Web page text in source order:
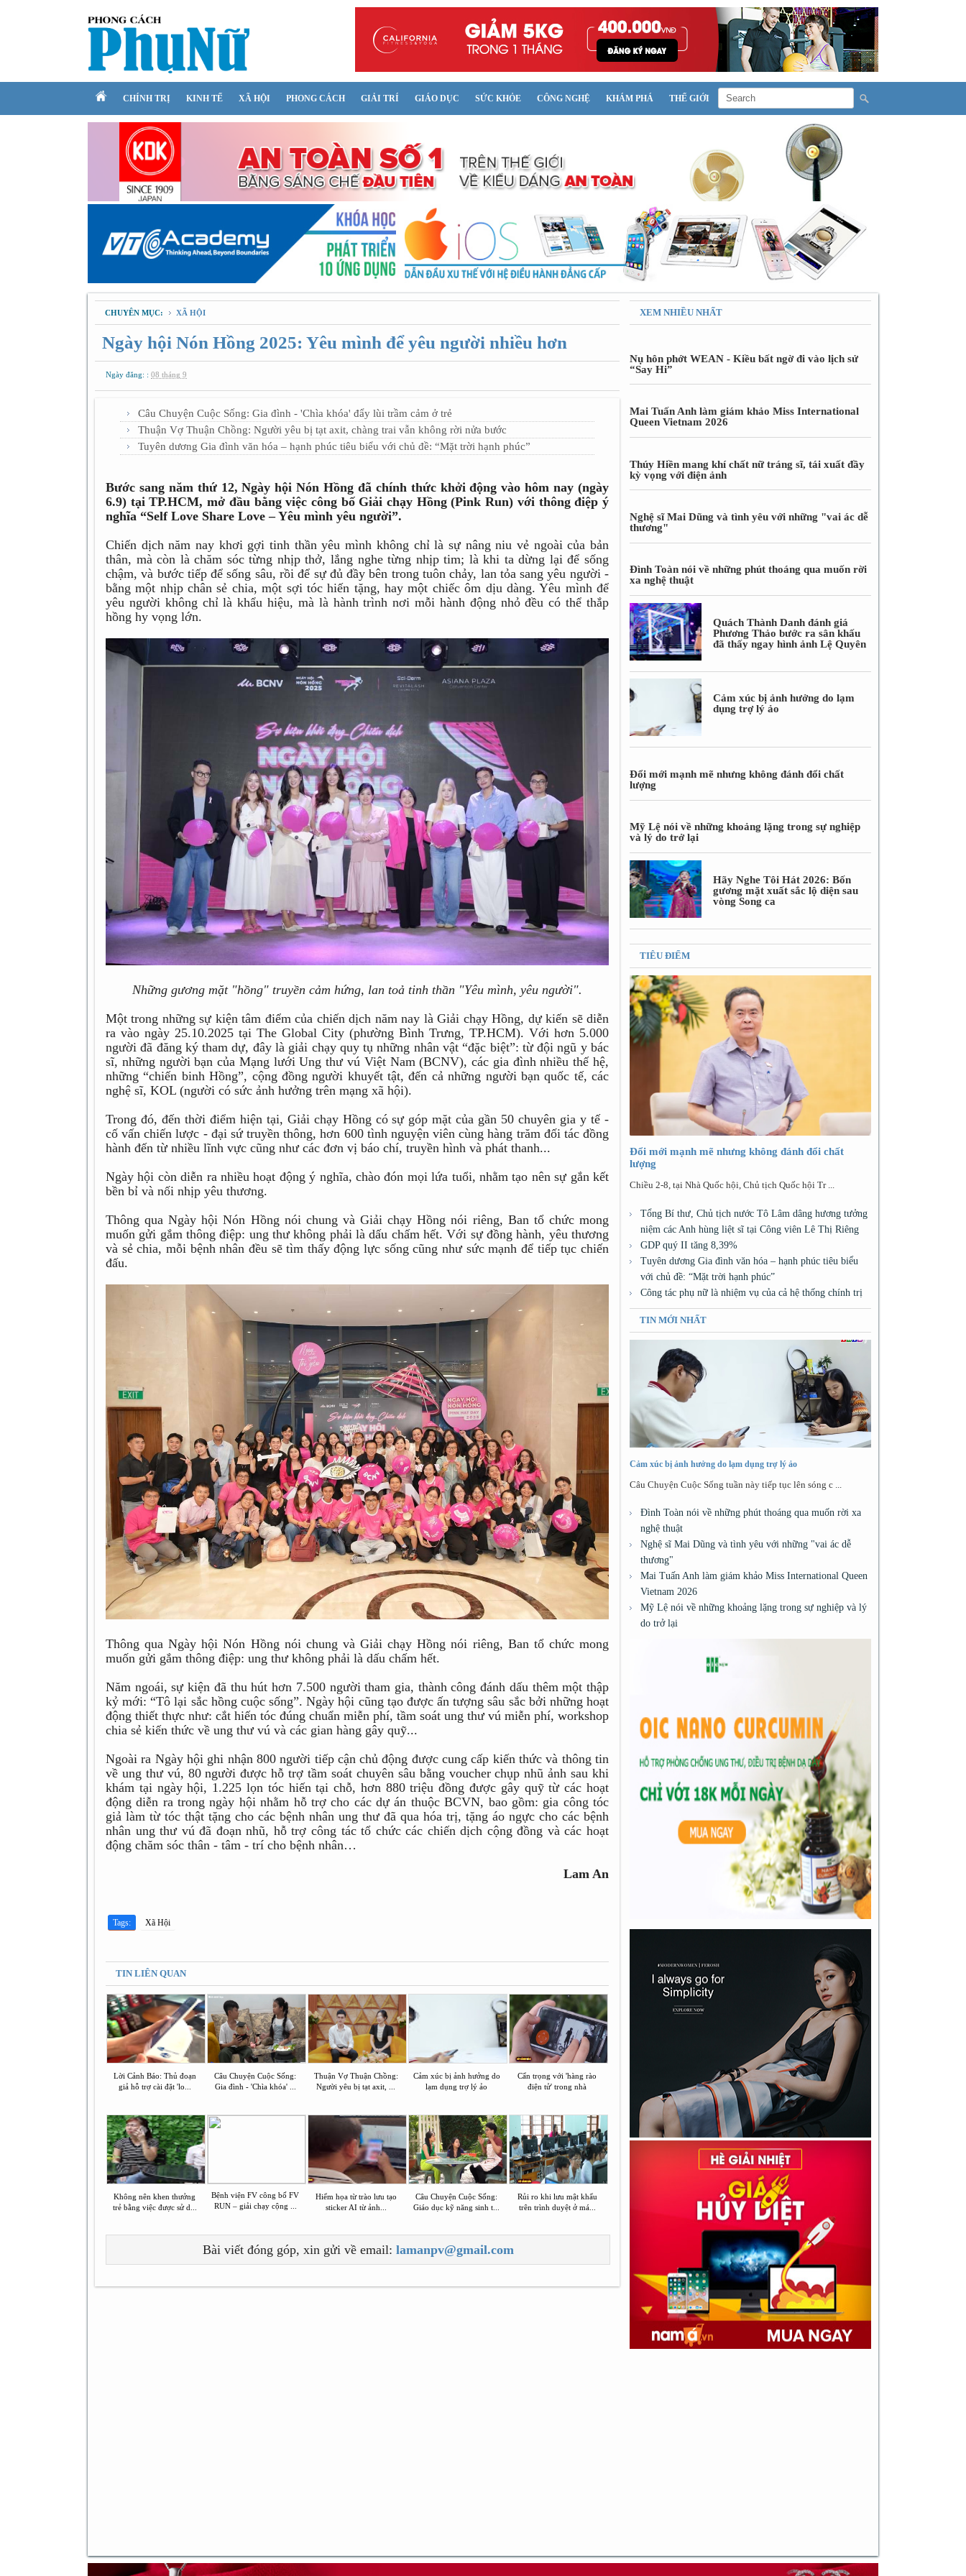
CHÍNH TRỊ KINH TẾ XÃ HỘI PHONG CÁCH GIẢI TRÍ GIÁO DỤC SỨC KHỎE CÔNG NGHỆ KHÁM PHÁ THẾ GIỚI
CHUYÊN MỤC: XÃ HỘI
Ngày hội Nón Hồng 2025: Yêu mình để yêu người nhiều hơn
Ngày đăng: : 08 tháng 9
Câu Chuyện Cuộc Sống: Gia đình - 'Chìa khóa' đẩy lùi trầm cảm ở trẻ
Thuận Vợ Thuận Chồng: Người yêu bị tạt axit, chàng trai vẫn không rời nửa bước
Tuyên dương Gia đình văn hóa – hạnh phúc tiêu biểu với chủ đề: “Mặt trời hạnh phúc”
Bước sang năm thứ 12, Ngày hội Nón Hồng đã chính thức khởi động vào hôm nay (ngày
6.9) tại TP.HCM, mở đầu bằng việc công bố Giải chạy Hồng (Pink Run) với thông điệp ý
nghĩa “Self Love Share Love – Yêu mình yêu người”.
Chiến dịch năm nay khơi gợi tinh thần yêu mình không chỉ là sự nâng niu vẻ ngoài của bản
thân, mà còn là chăm sóc từng nhịp thở, lắng nghe từng nhịp tim; là khi ta dừng lại để sống
chậm, và bước tiếp để sống sâu, rồi để sự đủ đầy bên trong tuôn chảy, lan tỏa sang yêu người -
bằng một nhịp chân sẻ chia, một sợi tóc hiến tặng, hay một chiếc ôm dịu dàng. Yêu mình để
yêu người không chỉ là khẩu hiệu, mà là hành trình nơi mỗi hành động nhỏ đều có thể thắp
hồng hy vọng lớn.
Những gương mặt "hồng" truyền cảm hứng, lan toả tinh thần "Yêu mình, yêu người".
Một trong những sự kiện tâm điểm của chiến dịch năm nay là Giải chạy Hồng, dự kiến sẽ diễn
ra vào ngày 25.10.2025 tại The Global City (phường Bình Trưng, TP.HCM). Với hơn 5.000
người đã đăng ký tham dự, đây là giải chạy quy tụ những nhân vật “đặc biệt”: từ đội ngũ y bác
sĩ, những người bạn của Mạng lưới Ung thư vú Việt Nam (BCNV), các gia đình nhiều thế hệ,
những “chiến binh Hồng”, cộng đồng người khuyết tật, đến cả những người bạn quốc tế, các
nghệ sĩ, KOL (người có sức ảnh hưởng trên mạng xã hội).
Trong đó, đến thời điểm hiện tại, Giải chạy Hồng có sự góp mặt của gần 50 chuyên gia y tế -
cố vấn chiến lược - đại sứ truyền thông, hơn 600 tình nguyện viên cùng hàng trăm đối tác đồng
hành đến từ nhiều lĩnh vực cũng như các đơn vị báo chí, truyền hình và phát thanh...
Ngày hội còn diễn ra nhiều hoạt động ý nghĩa, chào đón mọi lứa tuổi, nhằm tạo nên sự gắn kết
bền bỉ và nối nhịp yêu thương.
Thông qua Ngày hội Nón Hồng nói chung và Giải chạy Hồng nói riêng, Ban tổ chức mong
muốn gửi gắm thông điệp: ung thư không phải là dấu chấm hết. Với sự đồng hành, yêu thương
và sẻ chia, mỗi bệnh nhân đều sẽ tìm thấy động lực sống cũng như sức mạnh để tiếp tục chiến
đấu.
Thông qua Ngày hội Nón Hồng nói chung và Giải chạy Hồng nói riêng, Ban tổ chức mong
muốn gửi gắm thông điệp: ung thư không phải là dấu chấm hết.
Năm ngoái, sự kiện đã thu hút hơn 7.500 người tham gia, thành công đánh dấu thêm một thập
kỷ mới: “Tô lại sắc hồng cuộc sống”. Ngày hội cũng tạo được ấn tượng sâu sắc bởi những hoạt
động thiết thực như: cắt hiến tóc đúng chuẩn miễn phí, tầm soát ung thư vú miễn phí, workshop
chia sẻ kiến thức về ung thư vú và các gian hàng gây quỹ...
Ngoài ra Ngày hội ghi nhận 800 người tiếp cận chủ động được cung cấp kiến thức và thông tin
về ung thư vú, 80 người được hỗ trợ tầm soát chuyên sâu bằng voucher chụp nhũ ảnh sau khi
khám tại ngày hội, 1.225 lọn tóc hiến tại chỗ, hơn 880 triệu đồng được gây quỹ từ các hoạt
động diễn ra trong ngày hội nhằm hỗ trợ cho các dự án thuộc BCVN, bao gồm: gia công tóc
giả làm từ tóc thật tặng cho các bệnh nhân ung thư đã qua hóa trị, tặng áo ngực cho các bệnh
nhân ung thư vú đã đoạn nhũ, hỗ trợ công tác tổ chức các chiến dịch cộng đồng và các hoạt
động chăm sóc thân - tâm - trí cho bệnh nhân…
Lam An
Tags: Xã Hội
TIN LIÊN QUAN
Lời Cảnh Báo: Thủ đoạn
giả hỗ trợ cài đặt 'lo...
Câu Chuyện Cuộc Sống:
Gia đình - 'Chìa khóa' ...
Thuận Vợ Thuận Chồng:
Người yêu bị tạt axit, ...
Cảm xúc bị ảnh hưởng do
lạm dụng trợ lý ảo
Cẩn trọng với 'hàng rào
điện tử' trong nhà
Không nên khen thưởng
trẻ bằng việc được sử d...
Bệnh viện FV công bố FV
RUN – giải chạy cộng ...
Hiểm họa từ trào lưu tạo
sticker AI từ ảnh...
Câu Chuyện Cuộc Sống:
Giáo dục kỹ năng sinh t...
Rủi ro khi lưu mật khẩu
trên trình duyệt ở má...
Bài viết đóng góp, xin gửi về email: lamanpv@gmail.com
XEM NHIỀU NHẤT
Nụ hôn phớt WEAN - Kiều bất ngờ đi vào lịch sử
“Say Hi”
Mai Tuấn Anh làm giám khảo Miss International
Queen Vietnam 2026
Thúy Hiền mang khí chất nữ tráng sĩ, tái xuất đầy
kỳ vọng với điện ảnh
Nghệ sĩ Mai Dũng và tình yêu với những "vai ác dễ
thương"
Đình Toàn nói về những phút thoáng qua muốn rời
xa nghệ thuật
Quách Thành Danh đánh giá
Phương Thảo bước ra sân khấu
đã thấy ngay hình ảnh Lệ Quyên
Cảm xúc bị ảnh hưởng do lạm
dụng trợ lý ảo
Đổi mới mạnh mẽ nhưng không đánh đổi chất
lượng
Mỹ Lệ nói về những khoảng lặng trong sự nghiệp
và lý do trở lại
Hãy Nghe Tôi Hát 2026: Bốn
gương mặt xuất sắc lộ diện sau
vòng Song ca
TIÊU ĐIỂM
Đổi mới mạnh mẽ nhưng không đánh đổi chất
lượng
Chiều 2-8, tại Nhà Quốc hội, Chủ tịch Quốc hội Tr ...
Tổng Bí thư, Chủ tịch nước Tô Lâm dâng hương tưởng
niệm các Anh hùng liệt sĩ tại Công viên Lê Thị Riêng
GDP quý II tăng 8,39%
Tuyên dương Gia đình văn hóa – hạnh phúc tiêu biểu
với chủ đề: “Mặt trời hạnh phúc”
Công tác phụ nữ là nhiệm vụ của cả hệ thống chính trị
TIN MỚI NHẤT
Cảm xúc bị ảnh hưởng do lạm dụng trợ lý ảo
Câu Chuyện Cuộc Sống tuần này tiếp tục lên sóng c ...
Đình Toàn nói về những phút thoáng qua muốn rời xa
nghệ thuật
Nghệ sĩ Mai Dũng và tình yêu với những "vai ác dễ
thương"
Mai Tuấn Anh làm giám khảo Miss International Queen
Vietnam 2026
Mỹ Lệ nói về những khoảng lặng trong sự nghiệp và lý
do trở lại